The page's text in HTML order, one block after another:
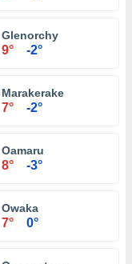
Glenorchy
9° -2°
Marakerake
7° -2°
Oamaru
8° -3°
Owaka
7° 0°